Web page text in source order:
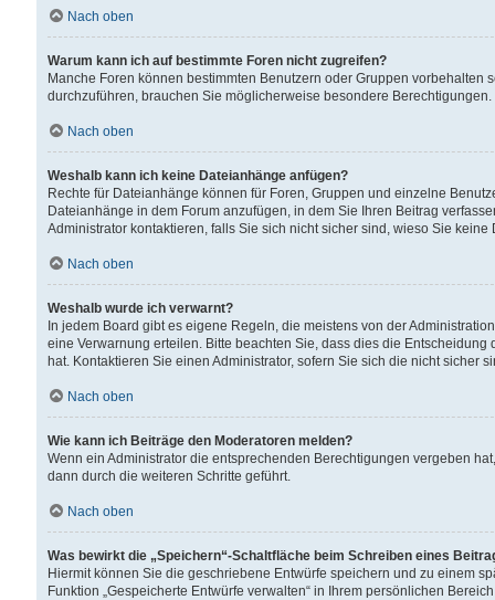
Nach oben
Warum kann ich auf bestimmte Foren nicht zugreifen?
Manche Foren können bestimmten Benutzern oder Gruppen
durchzuführen, brauchen Sie möglicherweise besondere
Nach oben
Weshalb kann ich keine Dateianhänge anfügen?
Rechte für Dateianhänge können für Foren, Gruppen und einzelne
Dateianhänge in dem Forum anzufügen, in dem Sie Ihren Beitrag
Administrator kontaktieren, falls Sie sich nicht sicher sind, wieso Sie
Nach oben
Weshalb wurde ich verwarnt?
In jedem Board gibt es eigene Regeln, die meistens von der
eine Verwarnung erteilen. Bitte beachten Sie, dass dies die
hat. Kontaktieren Sie einen Administrator, sofern Sie sich die nicht sicher
Nach oben
Wie kann ich Beiträge den Moderatoren melden?
Wenn ein Administrator die entsprechenden Berechtigungen vergeben
dann durch die weiteren Schritte geführt.
Nach oben
Was bewirkt die „Speichern“-Schaltfläche beim Schreiben eines
Hiermit können Sie die geschriebene Entwürfe speichern und zu einem
Funktion „Gespeicherte Entwürfe verwalten“ in Ihrem persönlichen